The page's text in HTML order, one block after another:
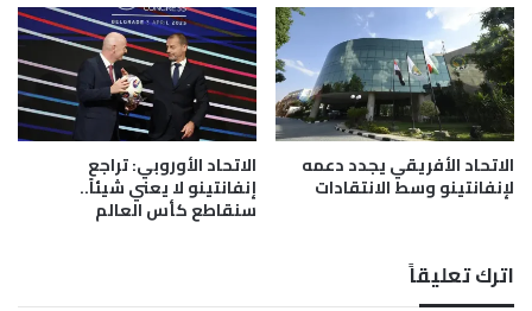
ي
ف
ع
ا
ل
ي
ا
ت
ا
ف
الاتحاد الأفريقي يجدد دعمه
لإنفانتينو وسط الانتقادات
الاتحاد الأوروبي: تراجع
إنفانتينو لا يعني شيئاً..
سنقاطع كأس العالم
اترك تعليقاً